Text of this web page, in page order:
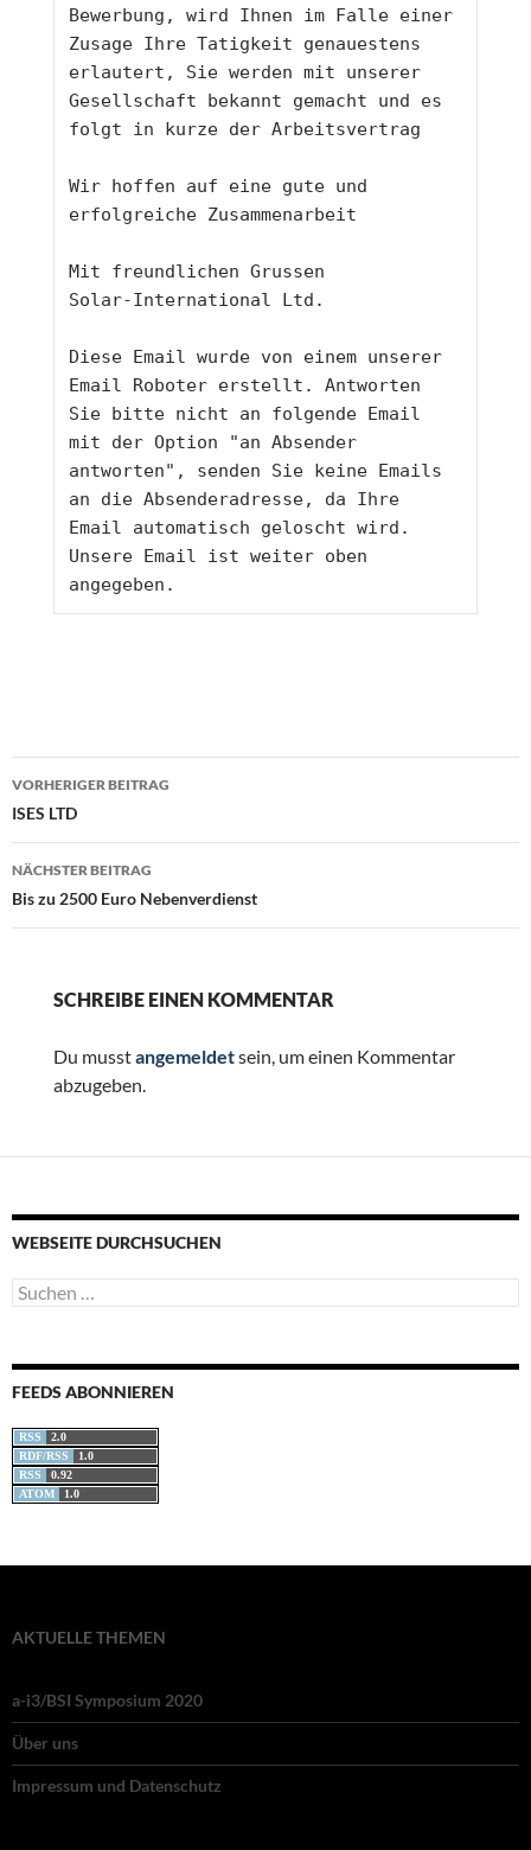
Bewerbung, wird Ihnen im Falle einer
Zusage Ihre Tatigkeit genauestens
erlautert, Sie werden mit unserer
Gesellschaft bekannt gemacht und es
folgt in kurze der Arbeitsvertrag
Wir hoffen auf eine gute und
erfolgreiche Zusammenarbeit
Mit freundlichen Grussen
Solar-International Ltd.
Diese Email wurde von einem unserer
Email Roboter erstellt. Antworten
Sie bitte nicht an folgende Email
mit der Option "an Absender
antworten", senden Sie keine Emails
an die Absenderadresse, da Ihre
Email automatisch geloscht wird.
Unsere Email ist weiter oben
angegeben.
Beitragsnavigation
VORHERIGER BEITRAG
ISES LTD
NÄCHSTER BEITRAG
Bis zu 2500 Euro Nebenverdienst
SCHREIBE EINEN KOMMENTAR
Du musstangemeldetsein, um einen Kommentar
abzugeben.
WEBSEITE DURCHSUCHEN
Suchen
nach:
FEEDS ABONNIEREN
RSS
2.0
RDF/RSS
1.0
RSS
0.92
ATOM
1.0
AKTUELLE THEMEN
a-i3/BSI Symposium 2020
Über uns
Impressum und Datenschutz